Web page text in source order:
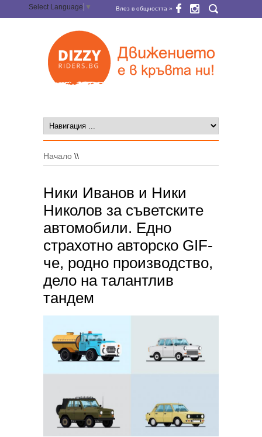
Select Language ▼ Влез в общността »
Начало \\
Ники Иванов и Ники
Николов за съветските
автомобили. Едно
страхотно авторско GIF-
че, родно производство,
дело на талантлив
тандем